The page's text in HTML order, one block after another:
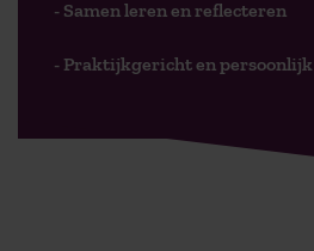
- Samen leren en reflecteren
- Praktijkgericht en persoonlijk